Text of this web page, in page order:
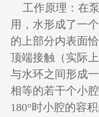
工作原理：在
用，水形成了一
的上部分内表面
顶端接触（实际
与水环之间形成
相等的若干个小
180°时小腔的容